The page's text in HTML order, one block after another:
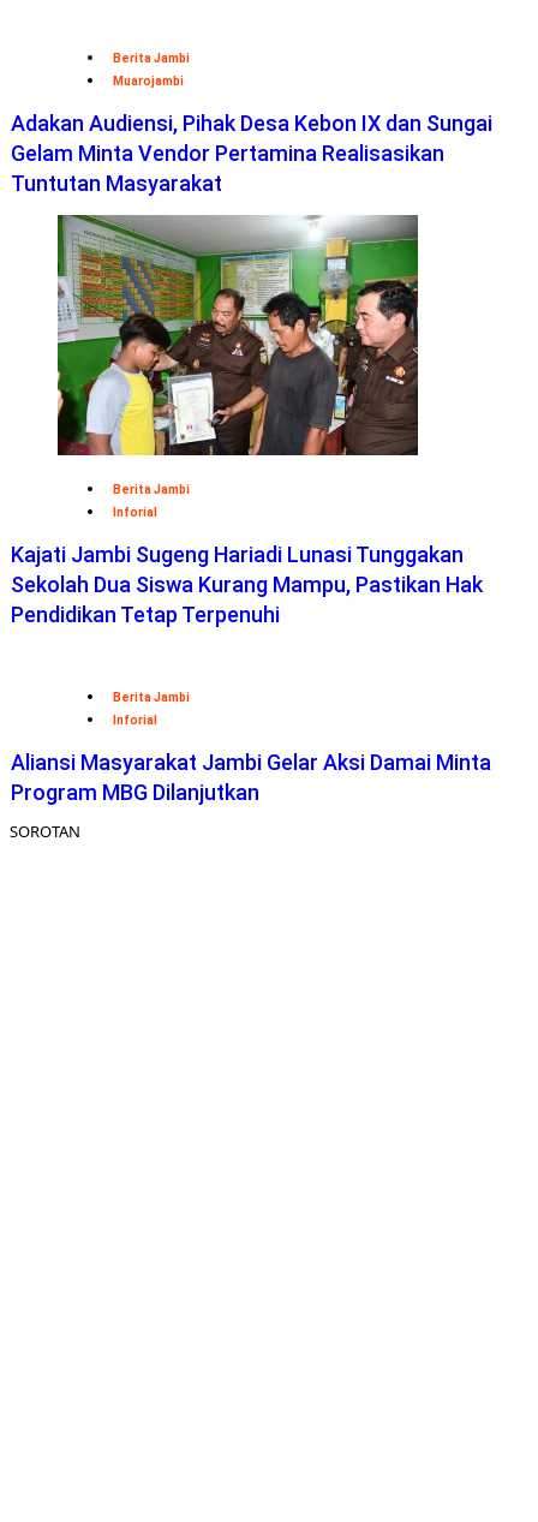
Berita Jambi
Muarojambi
Adakan Audiensi, Pihak Desa Kebon IX dan Sungai
Gelam Minta Vendor Pertamina Realisasikan
Tuntutan Masyarakat
Berita Jambi
Inforial
Kajati Jambi Sugeng Hariadi Lunasi Tunggakan
Sekolah Dua Siswa Kurang Mampu, Pastikan Hak
Pendidikan Tetap Terpenuhi
Berita Jambi
Inforial
Aliansi Masyarakat Jambi Gelar Aksi Damai Minta
Program MBG Dilanjutkan
SOROTAN